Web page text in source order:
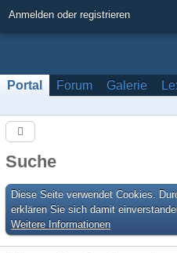
Anmelden oder registrieren
Portal Forum Galerie
Suche
Diese Seite verwendet Cookies.
erklären Sie sich damit
Weitere Informationen